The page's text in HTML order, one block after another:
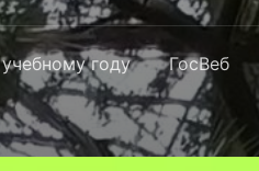
году ГосВеб